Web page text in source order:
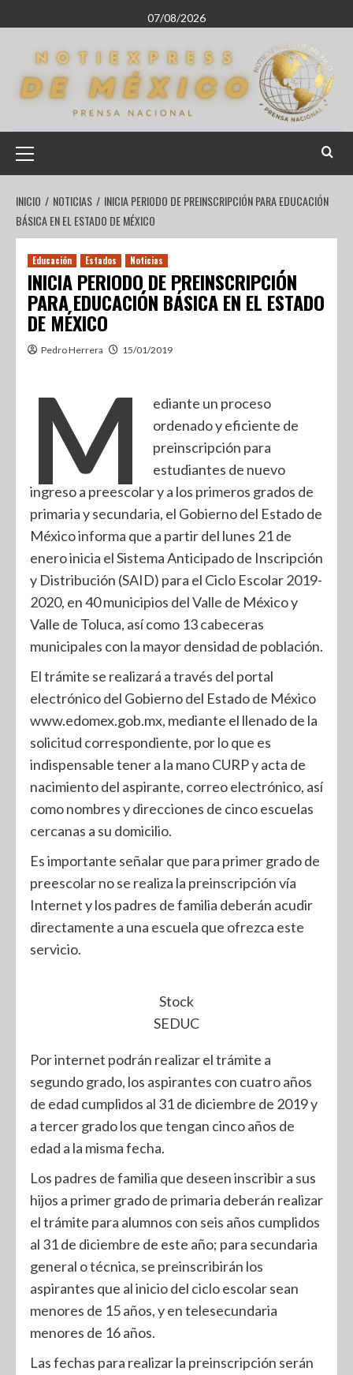
07/08/2026
INICIO NOTICIAS
INICIA PERIODO DE PREINSCRIPCIÓN PARA EDUCACIÓN
BÁSICA EN EL ESTADO DE MÉXICO
Educación Estados Noticias
INICIA PERIODO DE PREINSCRIPCIÓN
PARA EDUCACIÓN BÁSICA EN EL ESTADO
DE MÉXICO
Pedro Herrera 15/01/2019
M
ediante un proceso
ordenado y eficiente de
preinscripción para
estudiantes de nuevo
ingreso a preescolar y a los primeros grados de
primaria y secundaria, el Gobierno del Estado de
México informa que a partir del lunes 21 de
enero inicia el Sistema Anticipado de Inscripción
y Distribución (SAID) para el Ciclo Escolar 2019-
2020, en 40 municipios del Valle de México y
Valle de Toluca, así como 13 cabeceras
municipales con la mayor densidad de población.
El trámite se realizará a través del portal
electrónico del Gobierno del Estado de México
www.edomex.gob.mx, mediante el llenado de la
solicitud correspondiente, por lo que es
indispensable tener a la mano CURP y acta de
nacimiento del aspirante, correo electrónico, así
como nombres y direcciones de cinco escuelas
cercanas a su domicilio.
Es importante señalar que para primer grado de
preescolar no se realiza la preinscripción vía
Internet y los padres de familia deberán acudir
directamente a una escuela que ofrezca este
servicio.
Stock
SEDUC
Por internet podrán realizar el trámite a
segundo grado, los aspirantes con cuatro años
de edad cumplidos al 31 de diciembre de 2019 y
a tercer grado los que tengan cinco años de
edad a la misma fecha.
Los padres de familia que deseen inscribir a sus
hijos a primer grado de primaria deberán realizar
el trámite para alumnos con seis años cumplidos
al 31 de diciembre de este año; para secundaria
general o técnica, se preinscribirán los
aspirantes que al inicio del ciclo escolar sean
menores de 15 años, y en telesecundaria
menores de 16 años.
Las fechas para realizar la preinscripción serán